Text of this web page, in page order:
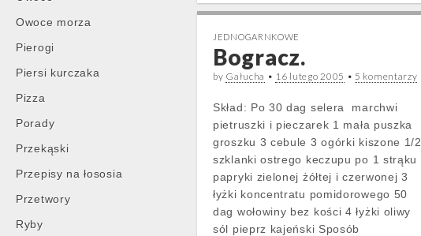
Owoce morza
Pierogi
Piersi kurczaka
Pizza
Porady
Przekąski
Przepisy na łososia
Przetwory
Ryby
JEDNOGARNKOWE
Bogracz.
by Gałucha • 16 lutego 2005 • 5 komentarzy
Skład: Po 30 dag selera marchwi
pietruszki i pieczarek 1 mała puszka
groszku 3 cebule 3 ogórki kiszone 1/2
szklanki ostrego keczupu po 1 strąku
papryki zielonej żółtej i czerwonej 3
łyżki koncentratu pomidorowego 50
dag wołowiny bez kości 4 łyżki oliwy
sól pieprz kajeński Sposób